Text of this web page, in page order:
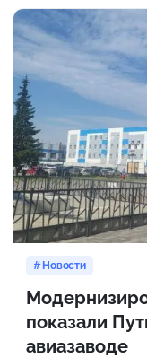
Новости
показали
авиазаводе